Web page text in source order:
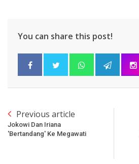
You can share this post!
Previous article
Jokowi Dan Iriana
'Bertandang' Ke Megawati